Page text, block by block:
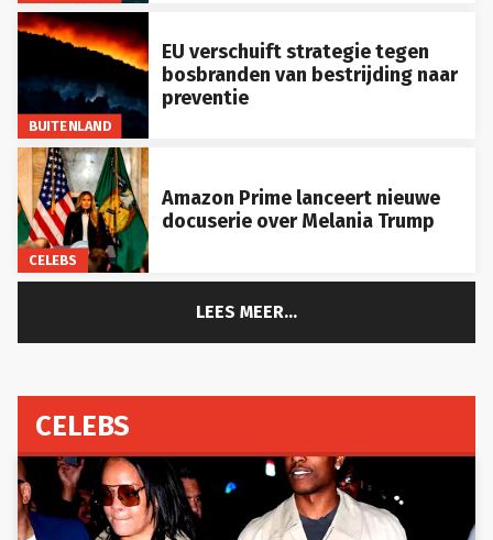
BUITENLAND
EU verschuift strategie tegen
bosbranden van bestrijding naar
preventie
CELEBS
Amazon Prime lanceert nieuwe
docuserie over Melania Trump
LEES MEER...
CELEBS